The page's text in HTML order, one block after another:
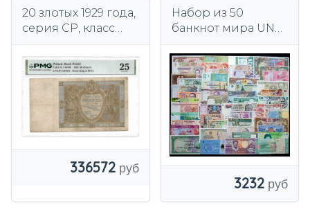
20 злотых 1929 года,
серия CP, класс
336572
Набор из 50
банкнот мира UNC
стран
3232